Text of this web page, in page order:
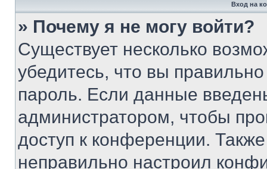
Вход на
» Почему я не могу войти?
Существует несколько
убедитесь, что вы
пароль. Если данные
администратором, чтобы
доступ к конференции.
неправильно настроил